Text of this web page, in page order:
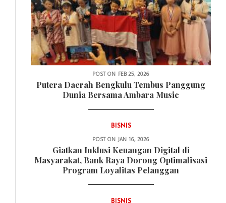
POST ON FEB 25, 2026
Putera Daerah Bengkulu Tembus Panggung
Dunia Bersama Ambara Music
BISNIS
POST ON JAN 16, 2026
Giatkan Inklusi Keuangan Digital di
Masyarakat, Bank Raya Dorong Optimalisasi
Program Loyalitas Pelanggan
BISNIS